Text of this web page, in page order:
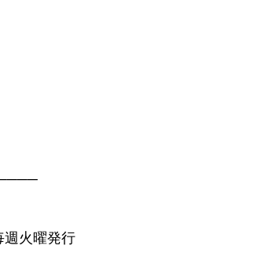
週火曜発行